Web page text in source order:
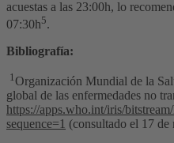
acuestas a las 23:00h, lo
07:30h5.
Bibliografía:
1Organización Mundial de la
global de las enfermedades no
https://apps.who.int/iris/
sequence=1 (consultado el 17